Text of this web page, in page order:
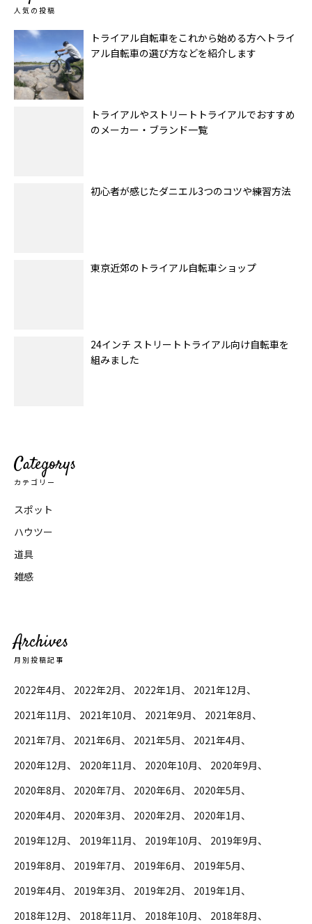
人気の投稿
トライアル自転車をこれから始める方へトライ
アル自転車の選び方などを紹介します
トライアルやストリートトライアルでおすすめ
のメーカー・ブランド一覧
初心者が感じたダニエル3つのコツや練習方法
東京近郊のトライアル自転車ショップ
24インチ ストリートトライアル向け自転車を
組みました
Categorys
カテゴリー
スポット
ハウツー
道具
雑感
Archives
月別投稿記事
2022年4月 2022年2月 2022年1月
2021年12月
2021年11月
2021年10月 2021年9月
2021年8月
2021年7月
2021年6月 2021年5月
2021年4月
2020年12月
2020年11月 2020年10月
2020年9月
2020年8月
2020年7月 2020年6月
2020年5月
2020年4月
2020年3月 2020年2月
2020年1月
2019年12月
2019年11月 2019年10月
2019年9月
2019年8月
2019年7月 2019年6月
2019年5月
2019年4月
2019年3月 2019年2月
2019年1月
2018年12月
2018年11月 2018年10月
2018年8月